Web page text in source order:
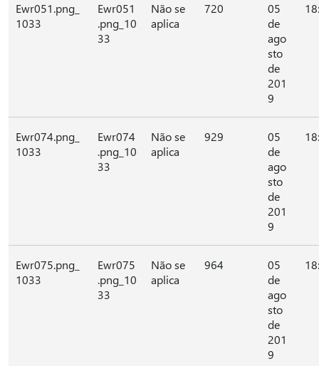
Ewr051.png_
1033
Ewr051
.png_10
33
Não se
aplica
720
05
de
ago
sto
de
201
9
Ewr074.png_
1033
Ewr074
.png_10
33
Não se
aplica
929
05
de
ago
sto
de
201
9
Ewr075.png_
1033
Ewr075
.png_10
33
Não se
aplica
964
05
de
ago
sto
de
201
9